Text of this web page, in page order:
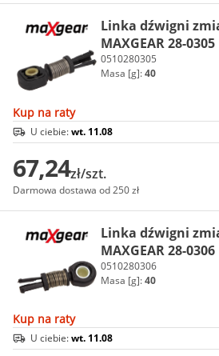
Linka dźwigni
MAXGEAR 28-0305
0510280305
Masa [g]:40
Kup na raty
U ciebie:wt. 11.08
67,24zł/szt.
Darmowa dostawa od 250 zł
Linka dźwigni
MAXGEAR 28-0306
0510280306
Masa [g]:40
Kup na raty
U ciebie:wt. 11.08